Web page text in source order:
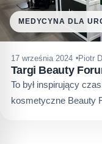
MEDYCYNA DLA
17 września 2024 Piotr
Targi Beauty
To był inspirujący
kosmetyczne Beauty